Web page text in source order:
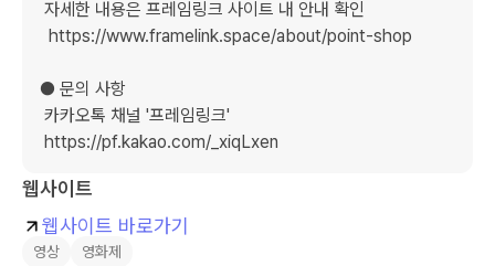
● 문의 사항
https://pf.kakao.com/_xiqLxen
웹사이트
웹사이트 바로가기
영상 영화제